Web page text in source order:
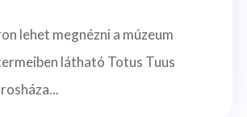
lehet megnézni a múzeum
látható Totus Tuus